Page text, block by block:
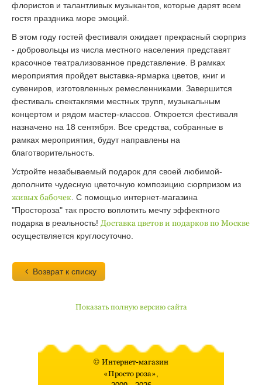
флористов и талантливых музыкантов, которые дарят всем
гостя праздника море эмоций.
В этом году гостей фестиваля ожидает прекрасный сюрприз
- добровольцы из числа местного населения представят
красочное театрализованное представление. В рамках
мероприятия пройдет выставка-ярмарка цветов, книг и
сувениров, изготовленных ремесленниками. Завершится
фестиваль спектаклями местных трупп, музыкальным
концертом и рядом мастер-классов. Откроется фестиваля
назначено на 18 сентября. Все средства, собранные в
рамках мероприятия, будут направлены на
благотворительность.
Устройте незабываемый подарок для своей любимой-
дополните чудесную цветочную композицию сюрпризом из
живых бабочек . С помощью интернет-магазина
"Простороза" так просто воплотить мечту эффектного
подарка в реальность! Доставка цветов и подарков по Москве
осуществляется круглосуточно.
Возврат к списку
Показать полную версию сайта
© Интернет-магазин
«Просто роза»,